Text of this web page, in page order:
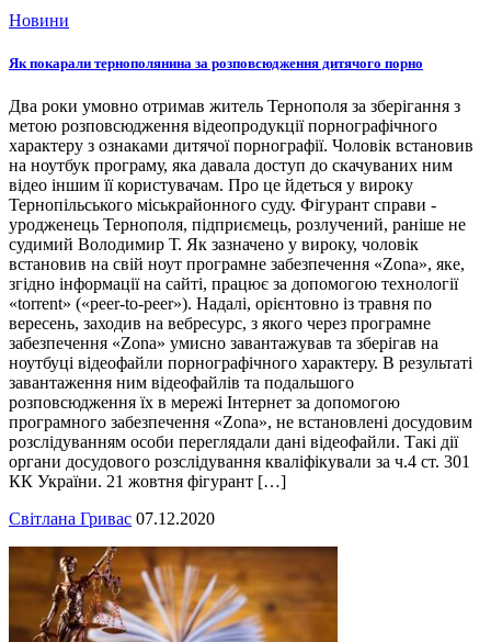
Новини
Як покарали тернополянина за розповсюдження дитячого порно
Два роки умовно отримав житель Тернополя за зберігання з
метою розповсюдження відеопродукції порнографічного
характеру з ознаками дитячої порнографії. Чоловік встановив
на ноутбук програму, яка давала доступ до скачуваних ним
відео іншим її користувачам. Про це йдеться у вироку
Тернопільського міськрайонного суду. Фігурант справи -
уродженець Тернополя, підприємець, розлучений, раніше не
судимий Володимир Т. Як зазначено у вироку, чоловік
встановив на свій ноут програмне забезпечення «Zona», яке,
згідно інформації на сайті, працює за допомогою технології
«torrent» («peer-to-peer»). Надалі, орієнтовно із травня по
вересень, заходив на вебресурс, з якого через програмне
забезпечення «Zona» умисно завантажував та зберігав на
ноутбуці відеофайли порнографічного характеру. В результаті
завантаження ним відеофайлів та подальшого
розповсюдження їх в мережі Інтернет за допомогою
програмного забезпечення «Zona», не встановлені досудовим
розслідуванням особи переглядали дані відеофайли. Такі дії
органи досудового розслідування кваліфікували за ч.4 ст. 301
КК України. 21 жовтня фігурант […]
Світлана Гривас 07.12.2020